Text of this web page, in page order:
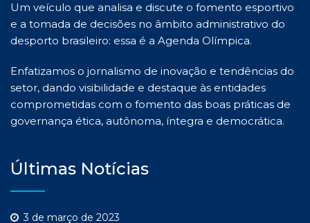
Um veículo que analisa e discute o fomento esportivo
e a tomada de decisões no âmbito administrativo do
desporto brasileiro: essa é a Agenda Olímpica.
Enfatizamos o jornalismo de inovação e tendências do
setor, dando visibilidade e destaque às entidades
comprometidas com o fomento das boas práticas de
governança ética, autônoma, íntegra e democrática.
Últimas Notícias
3 de março de 2023